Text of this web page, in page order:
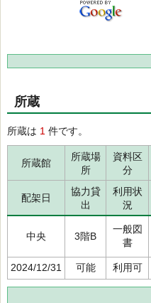
所蔵
所蔵は 1 件です。
所蔵館
所蔵場
所
資料区
分
配架日
協力貸
出
利用状
況
中央 3階B
一般図
書
2024/12/31 可能 利用可